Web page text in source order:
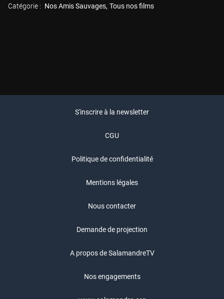
Catégorie : Nos Amis Sauvages Tous nos films
S'inscrire à la newsletter
CGU
Politique de confidentialité
Mentions légales
Nous contacter
Demande de projection
A propos de SalamandreTV
Nos engagements